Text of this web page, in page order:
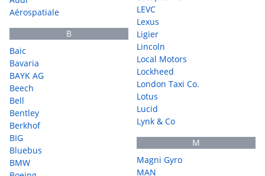
Aérospatiale
B
Baic
Bavaria
BAYK AG
Beech
Bell
Bentley
Berkhof
BIG
Bluebus
BMW
LEVC
Lexus
Ligier
Lincoln
Local Motors
Lockheed
London Taxi Co.
Lotus
Lucid
Lynk & Co
M
Magni Gyro
MAN